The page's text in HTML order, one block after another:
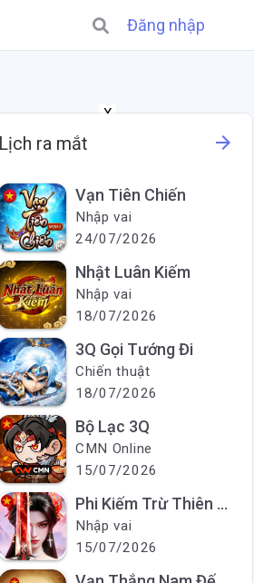
Đăng nhập
X
Lịch ra mắt arrow_forward
Vạn Tiên Chiến
Nhập vai
24/07/2026
Nhật Luân Kiếm
Nhập vai
18/07/2026
3Q Gọi Tướng Đi
Chiến thuật
18/07/2026
Bộ Lạc 3Q
CMN Online
15/07/2026
Phi Kiếm Trừ Thiên Ma
Nhập vai
15/07/2026